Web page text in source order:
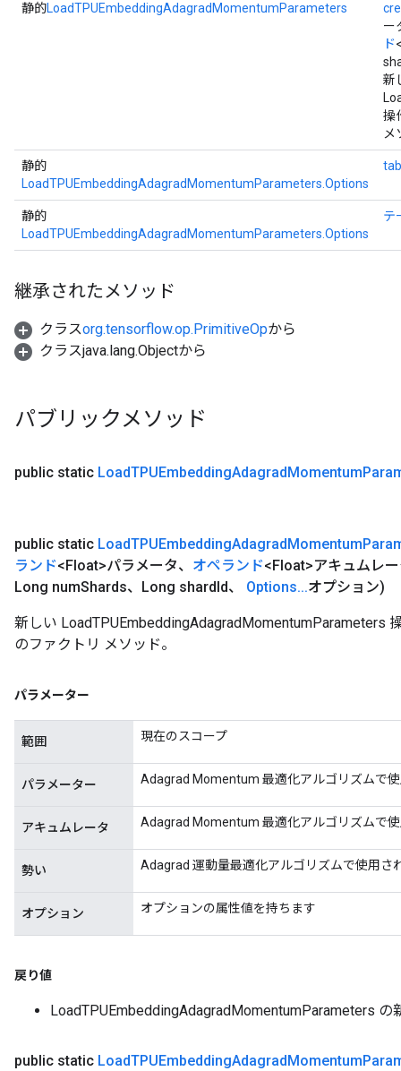
静的LoadTPUEmbeddingAdagradMomentumParameters
ー
ド
新
操
メ
静的
LoadTPUEmbeddingAdagradMomentumParameters.Options
静的
LoadTPUEmbeddingAdagradMomentumParameters.Options
テ
継承されたメソッド
クラスorg.tensorflow.op.PrimitiveOpから
クラスjava.lang.Objectから
パブリックメソッド
public static LoadTPUEmbeddingAdagradMomentum
public static LoadTPUEmbeddingAdagradMomentum
ランド<Float>パラメータ、 オペランド<Float>アキュムレ
Long numShards、Long shardId、 Options...オプション)
新しい LoadTPUEmbeddingAdagradMomentumParameters
のファクトリ メソッド。
パラメーター
範囲 現在のスコープ
パラメーター Adagrad Momentum 最適化アルゴリズムで
アキュムレータ Adagrad Momentum 最適化アルゴリズムで
勢い Adagrad 運動量最適化アルゴリズムで使用さ
オプション オプションの属性値を持ちます
戻り値
LoadTPUEmbeddingAdagradMomentumParameters
public static LoadTPUEmbeddingAdagradMomentum